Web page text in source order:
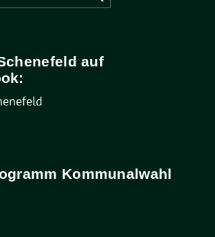
auf
Kommunalwahl